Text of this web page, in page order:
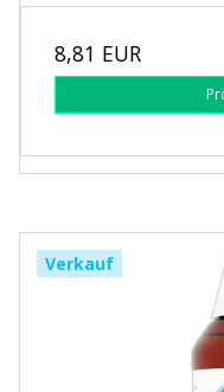
8,81 EUR
Verkauf